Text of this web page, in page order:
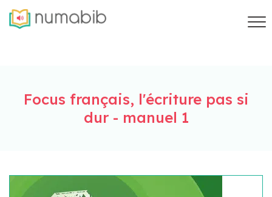
Focus français, l'écriture pas si
dur - manuel 1